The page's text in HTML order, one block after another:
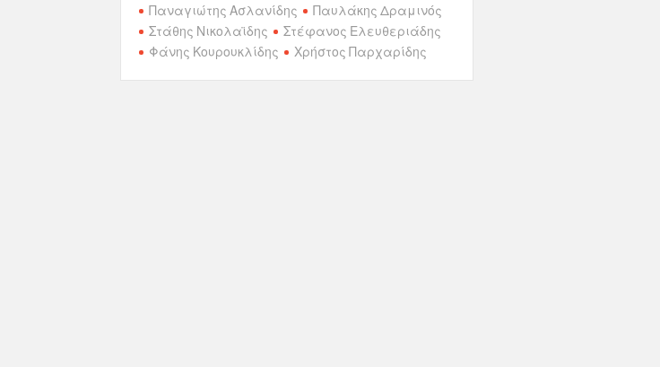
Παναγιώτης Ασλανίδης
Παυλάκης Δραμινός
Στάθης Νικολαϊδης
Στέφανος Ελευθεριάδης
Φάνης Κουρουκλίδης
Χρήστος Παρχαρίδης